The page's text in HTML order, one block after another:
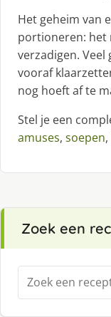
Het geheim van
portioneren: het
verzadigen.
vooraf
nog hoeft af te
Stel je een
amuses, soepen,
Zoek een
Zoeken
naar: